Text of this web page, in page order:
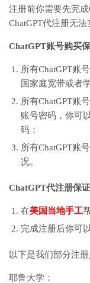
注册前你需要先完
ChatGPT代注册无法
ChatGPT账号购买
所有ChatGPT账
国家庭宽带或者
所有ChatGPT账
账号密码，你可
码；
所有ChatGPT账
况。
ChatGPT代注册保证
在美国当地手工
完成注册后你可
以下是我们部分注
耶鲁大学：